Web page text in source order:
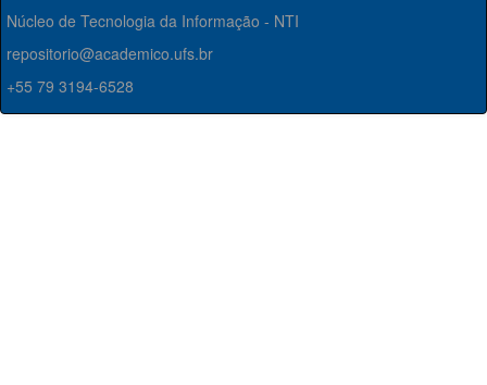
Núcleo de Tecnologia da Informação - NTI
repositorio@academico.ufs.br
+55 79 3194-6528